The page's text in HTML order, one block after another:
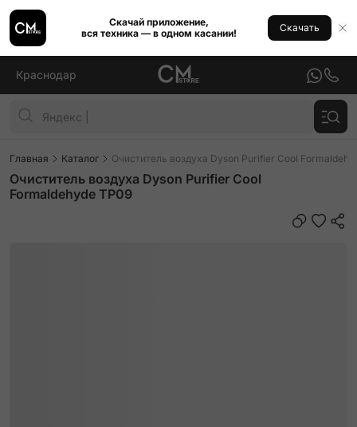
Скачай приложение,
вся техника — в одном касании!
Скачать
Краснодар
Главная Каталог Очиститель воздуха Dyson Purifier Cool
Очиститель воздуха Dyson Purifier Cool
Formaldehyde TP09